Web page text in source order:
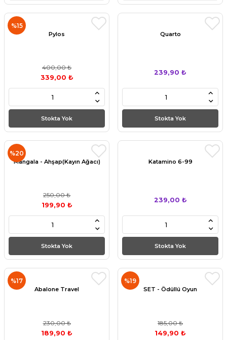
%15
Pylos
400,00 ₺
339,00 ₺
Stokta Yok
Quarto
239,90 ₺
Stokta Yok
%20
Mangala - Ahşap(Kayın Ağacı)
250,00 ₺
199,90 ₺
Stokta Yok
Katamino 6-99
239,00 ₺
Stokta Yok
%17
Abalone Travel
230,00 ₺
189,90 ₺
%19
SET - Ödüllü Oyun
185,00 ₺
149,90 ₺